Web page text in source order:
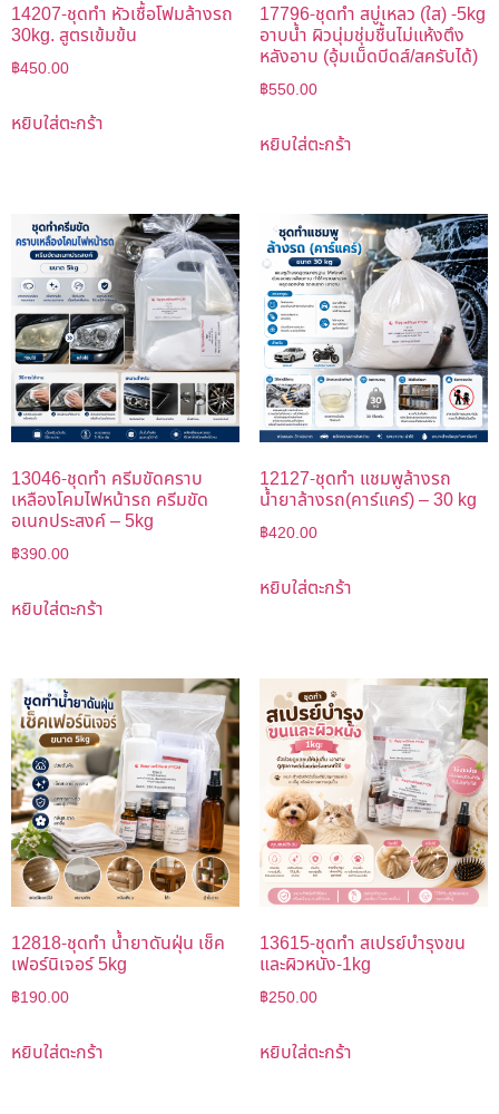
14207-ชุดทำ หัวเชื้อโฟมล้างรถ
30kg. สูตรเข้มข้น
฿450.00
หยิบใส่ตะกร้า
17796-ชุดทำ สบู่เหลว (ใส) -5kg
อาบน้ำ ผิวนุ่มชุ่มชื้นไม่แห้งตึง
หลังอาบ (อุ้มเม็ดบีดส์/สครับได้)
฿550.00
หยิบใส่ตะกร้า
13046-ชุดทำ ครีมขัดคราบ
เหลืองโคมไฟหน้ารถ ครีมขัด
อเนกประสงค์ – 5kg
฿390.00
หยิบใส่ตะกร้า
12127-ชุดทำ แชมพูล้างรถ
น้ำยาล้างรถ(คาร์แคร์) – 30 kg
฿420.00
หยิบใส่ตะกร้า
12818-ชุดทำ น้ำยาดันฝุ่น เช็ค
เฟอร์นิเจอร์ 5kg
฿190.00
หยิบใส่ตะกร้า
13615-ชุดทำ สเปรย์บำรุงขน
และผิวหนัง-1kg
฿250.00
หยิบใส่ตะกร้า